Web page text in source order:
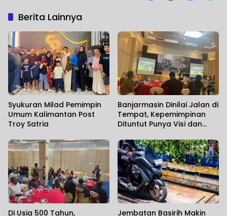
Berita Lainnya
Syukuran Milad Pemimpin
Umum Kalimantan Post
Troy Satria
Banjarmasin Dinilai Jalan di
Tempat, Kepemimpinan
Dituntut Punya Visi dan
Di Usia 500 Tahun, Jembatan Basirih Makin